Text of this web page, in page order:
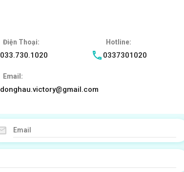
Điện Thoại:
033.730.1020
Hotline:
0337301020
Email:
donghau.victory@gmail.com